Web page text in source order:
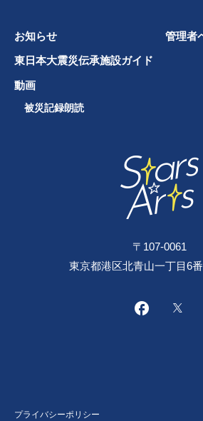
〒107-0061
東京都港区北青山一丁目6
お知らせ
東日本大震災伝承施設ガイド
動画
被災記録朗読
管理者
プライバシーポリシー